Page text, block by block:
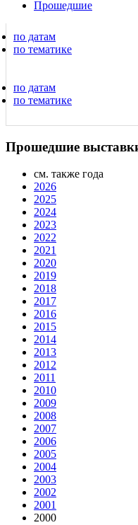
Прошедшие
по датам
по тематике
по датам
по тематике
Прошедшие
см. также года
2026
2025
2024
2023
2022
2021
2020
2019
2018
2017
2016
2015
2014
2013
2012
2011
2010
2009
2008
2007
2006
2005
2004
2003
2002
2001
2000